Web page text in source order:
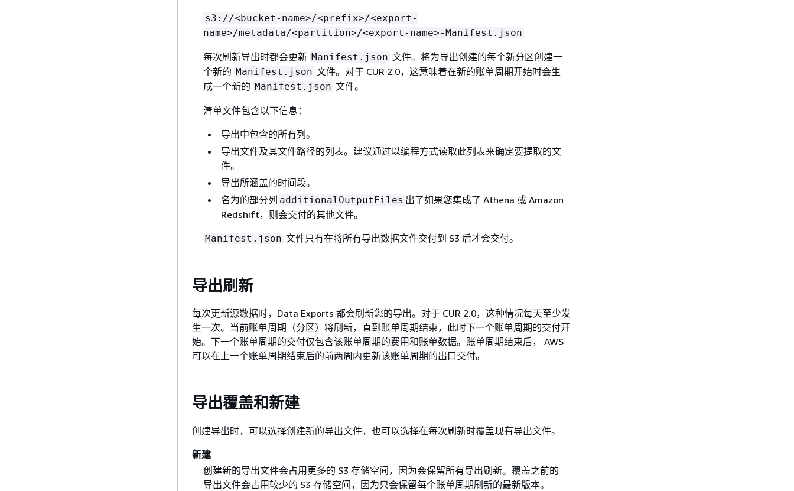
s3://<bucket-name>/<prefix>/<export-
name>/metadata/<partition>/<export-name>-Manifest.json
每次刷新导出时都会更新 Manifest.json 文件。将为导出创建的每个新分区创建一
个新的 Manifest.json 文件。对于 CUR 2.0，这意味着在新的账单周期开始时会生
成一个新的 Manifest.json 文件。
清单文件包含以下信息：
导出中包含的所有列。
导出文件及其文件路径的列表。建议通过以编程方式读取此列表来确定要提取的文
件。
导出所涵盖的时间段。
名为的部分列 additionalOutputFiles 出了如果您集成了 Athena 或 Amazon
Redshift，则会交付的其他文件。
Manifest.json 文件只有在将所有导出数据文件交付到 S3 后才会交付。
导出刷新
每次更新源数据时，Data Exports 都会刷新您的导出。对于 CUR 2.0，这种情况每天至少发
生一次。当前账单周期（分区）将刷新，直到账单周期结束，此时下一个账单周期的交付开
始。下一个账单周期的交付仅包含该账单周期的费用和账单数据。账单周期结束后， AWS
可以在上一个账单周期结束后的前两周内更新该账单周期的出口交付。
导出覆盖和新建
创建导出时，可以选择创建新的导出文件，也可以选择在每次刷新时覆盖现有导出文件。
新建
创建新的导出文件会占用更多的 S3 存储空间，因为会保留所有导出刷新。覆盖之前的
导出文件会占用较少的 S3 存储空间，因为只会保留每个账单周期刷新的最新版本。